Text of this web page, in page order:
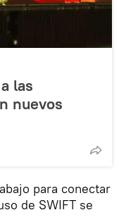
las
nuevos
para conectar
de SWIFT se